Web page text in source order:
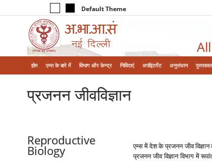
Default Theme
होम एम्‍स के बारे में विभाग और केन्‍द्र निविदाएं अपॉइंटमेंट अनुसंधान
प्रजनन जीवविज्ञान
Reproductive
Biology
एम्‍स में देश के प्रजनन जीव
प्रजनन जीव विज्ञान विभाग में